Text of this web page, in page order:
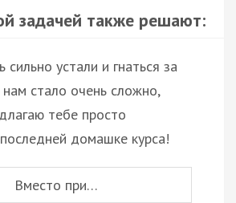
задачей также решают:
устали и гнаться за
нам стало очень сложно,
тебе просто
домашке курса!
Вместо при…